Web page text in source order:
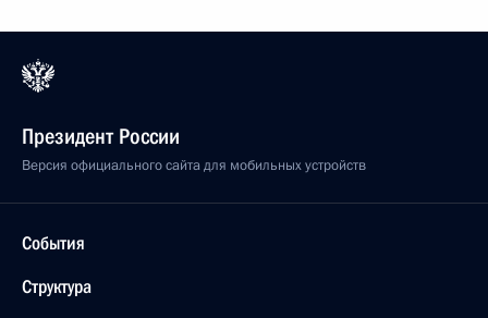
Президент России
Версия официального сайта для мобильных устройств
События
Структура